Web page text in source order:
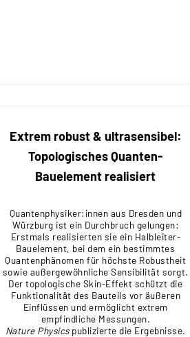
Extrem robust & ultrasensibel:
Topologisches Quanten-
Bauelement realisiert
Quantenphysiker:innen aus Dresden und
Würzburg ist ein Durchbruch gelungen:
Erstmals realisierten sie ein Halbleiter-
Bauelement, bei dem ein bestimmtes
Quantenphänomen für höchste Robustheit
sowie außergewöhnliche Sensibilität sorgt.
Der topologische Skin-Effekt schützt die
Funktionalität des Bauteils vor äußeren
Einflüssen und ermöglicht extrem
empfindliche Messungen.
Nature Physicspublizierte die Ergebnisse.